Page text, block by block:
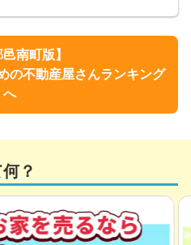
邑南町版】
の不動産屋さんランキング
へ
？